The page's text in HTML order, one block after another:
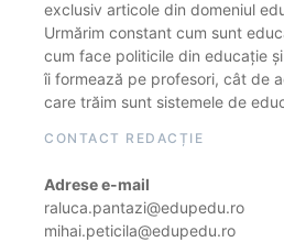
exclusiv articole din domeniul
Urmărim constant cum sunt
cum face politicile din educație
îi formează pe profesori, cât de
care trăim sunt sistemele de
CONTACT REDACȚIE
Adrese e-mail
raluca.pantazi@edupedu.ro
mihai.peticila@edupedu.ro